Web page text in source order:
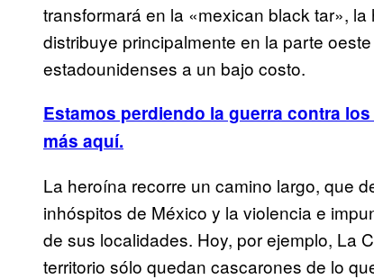
transformará en la «mexican black tar»,
distribuye principalmente en la parte
estadounidenses a un bajo costo.
Estamos perdiendo la guerra contra
más aquí.
La heroína recorre un camino largo, que
inhóspitos de México y la violencia e
de sus localidades. Hoy, por ejemplo, La
territorio sólo quedan cascarones de lo